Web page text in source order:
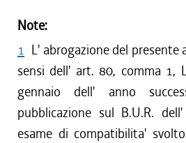
Note:
1 L' abrogazione del
sensi dell' art. 80, comma 1,
gennaio dell' anno
pubblicazione sul B.U.R.
esame di compatibilita'